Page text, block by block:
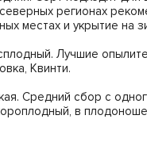
регионах
местах и укрытие на
Лучшие
Квинти.
Средний сбор с
в